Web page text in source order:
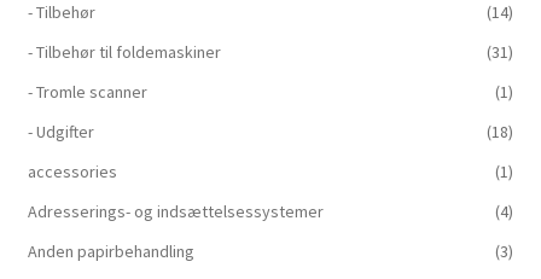
- Tilbehør
(14)
- Tilbehør til foldemaskiner
(31)
- Tromle scanner
(1)
- Udgifter
(18)
accessories
(1)
Adresserings- og indsættelsessystemer
(4)
Anden papirbehandling
(3)